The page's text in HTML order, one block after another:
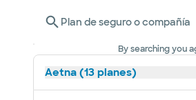
Plan de seguro o compañía
By searching you
Aetna (13 planes)